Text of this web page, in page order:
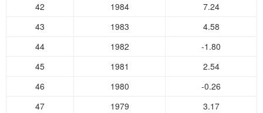
42
1984
7.24
43
1983
4.58
44
1982
-1.80
45
1981
2.54
46
1980
-0.26
47
1979 3.17